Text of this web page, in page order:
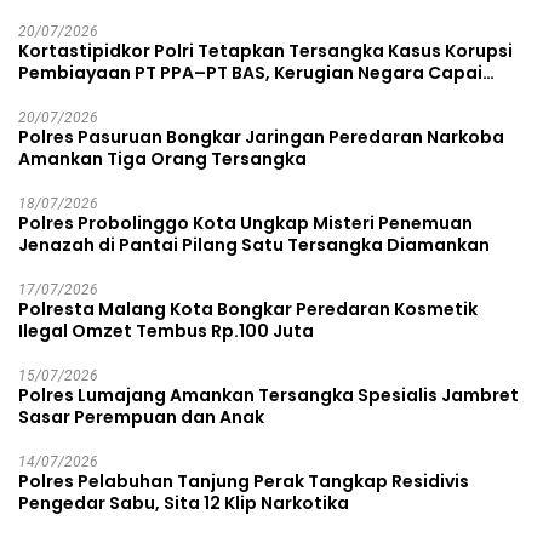
20/07/2026
Kortastipidkor Polri Tetapkan Tersangka Kasus Korupsi
Pembiayaan PT PPA–PT BAS, Kerugian Negara Capai
20/07/2026
Polres Pasuruan Bongkar Jaringan Peredaran Narkoba
Amankan Tiga Orang Tersangka
18/07/2026
Polres Probolinggo Kota Ungkap Misteri Penemuan
Jenazah di Pantai Pilang Satu Tersangka Diamankan
17/07/2026
Polresta Malang Kota Bongkar Peredaran Kosmetik
Ilegal Omzet Tembus Rp.100 Juta
15/07/2026
Polres Lumajang Amankan Tersangka Spesialis Jambret
Sasar Perempuan dan Anak
14/07/2026
Polres Pelabuhan Tanjung Perak Tangkap Residivis
Pengedar Sabu, Sita 12 Klip Narkotika